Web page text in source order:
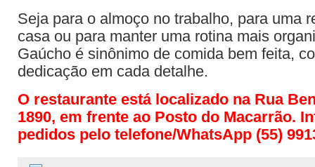
Seja para o almoço no trabalho, para uma
casa ou para manter uma rotina mais
Gaúcho é sinônimo de comida bem feita,
dedicação em cada detalhe.
O restaurante está localizado na Rua
1890, em frente ao Posto do Macarrão.
pedidos pelo telefone/WhatsApp (55)